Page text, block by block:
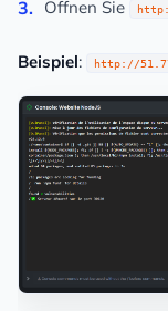
Öffnen Sie
Beispiel: http://